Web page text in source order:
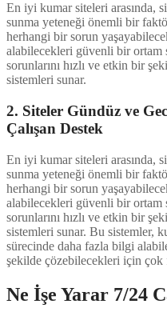
En iyi kumar siteleri arasında,
sunma yeteneği önemli bir
herhangi bir sorun
alabilecekleri güvenli bir ortam
sorunlarını hızlı ve etkin bir
sistemleri sunar.
2. Siteler Gündüz ve
Çalışan Destek
En iyi kumar siteleri arasında,
sunma yeteneği önemli bir
herhangi bir sorun
alabilecekleri güvenli bir ortam
sorunlarını hızlı ve etkin bir
sistemleri sunar. Bu sistemler,
sürecinde daha fazla bilgi
şekilde çözebilecekleri için çok
Ne İşe Yarar 7/24